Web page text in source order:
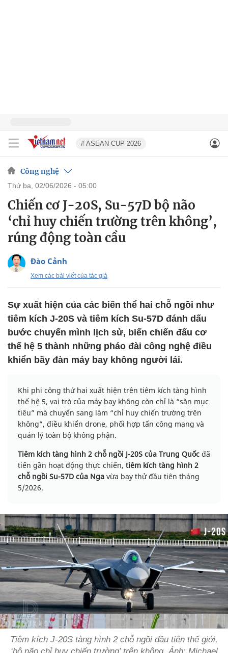
# ASEAN CUP 2026
Công nghệ
thứ ba, 02/06/2026 - 05:00
Chiến cơ J-20S, Su-57D bộ não
‘chỉ huy chiến trường trên không’,
rúng động toàn cầu
Đào Cảnh
Xem các bài viết của tác giả
Sự xuất hiện của các biến thể hai chỗ ngồi như
tiêm kích J-20S và tiêm kích Su-57D đánh dấu
bước chuyển mình lịch sử, biến chiến đấu cơ
thế hệ 5 thành những pháo đài công nghệ điều
khiển bầy đàn máy bay không người lái.
Khi phi công thứ hai xuất hiện trên tiêm kích tàng hình
thế hệ 5, vai trò của máy bay không còn chỉ là “săn mục
tiêu” mà chuyển sang làm “chỉ huy chiến trường trên
không”, điều khiển drone, phối hợp tấn công mạng và
quản lý toàn bộ không phận.
Tiêm kích tàng hình 2 chỗ ngồi J-20S của Trung Quốc đã
tiến gần hoạt động thực chiến, tiêm kích tàng hình 2
chỗ ngồi Su-57D của Nga vừa bay thử đầu tiên tháng
5/2026.
Tiêm kích J-20S tàng hình 2 chỗ ngồi đầu tiên thế giới,